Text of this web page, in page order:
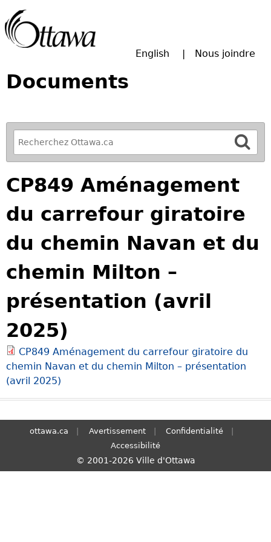
English Nous joindre
Documents
R
e
f
i
n
e
y
o
u
r
S
e
a
r
c
h
CP849 Aménagement
du carrefour giratoire
du chemin Navan et du
chemin Milton –
présentation (avril
2025)
CP849 Aménagement du carrefour giratoire du
chemin Navan et du chemin Milton – présentation
(avril 2025)
ottawa.ca Avertissement
Confidentialité
Accessibilité
© 2001-2026 Ville d'Ottawa